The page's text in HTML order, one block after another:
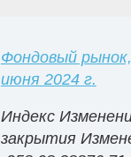
Фондовый
июня 2024 г.
Индекс
закрытия